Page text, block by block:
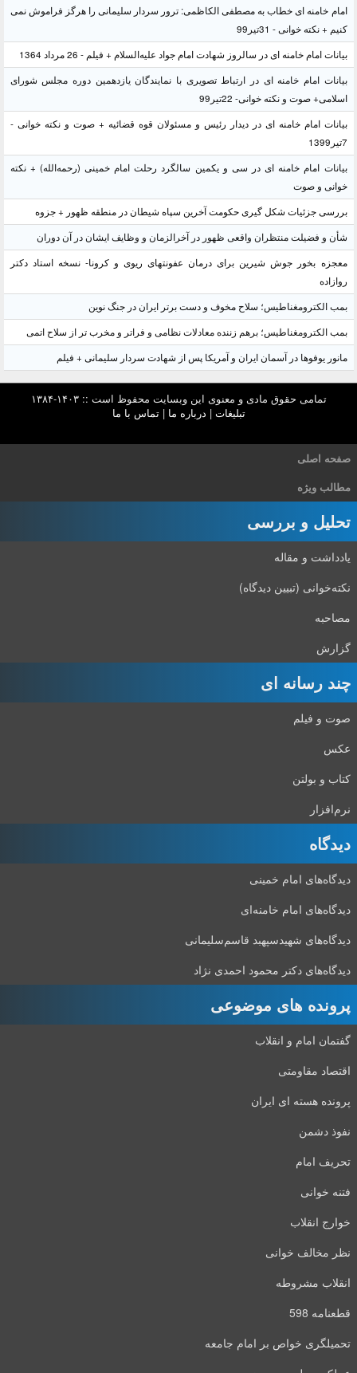
امام خامنه ای خطاب به مصطفی الکاظمی: ترور سردار سلیمانی را هرگز فراموش نمی
کنیم + نکته خوانی - 31تیر99
بیانات امام خامنه ای در سالروز شهادت امام جواد علیه‌السلام + فیلم - 26 مرداد 1364
بیانات امام خامنه ای در ارتباط تصویری با نمایندگان یازدهمین دوره مجلس شورای
اسلامی+ صوت و نکته خوانی- 22تیر99
بیانات امام خامنه ای در دیدار رئیس و مسئولان قوه قضائیه + صوت و نکته خوانی -
7تیر1399
بیانات امام خامنه ای در سی و یکمین سالگرد رحلت امام خمینی (رحمه‌الله) + نکته
خوانی و صوت
بررسی جزئیات شکل گیری حکومت آخرین سپاه شیطان در منطقه ظهور + جزوه
شأن و فضیلت منتظران واقعی ظهور در آخرالزمان و وظایف ایشان در آن دوران
معجزه بخور جوش شیرین برای درمان عفونتهای ریوی و کرونا- نسخه استاد دکتر
روازاده
بمب الکترومغناطیس؛ سلاح مخوف و دست برتر ایران در جنگ نوین
بمب الکترومغناطیس؛ برهم زننده معادلات نظامی و فراتر و مخرب تر از سلاح اتمی
مانور یوفوها در آسمان ایران و آمریکا پس از شهادت سردار سلیمانی + فیلم
تمامی حقوق مادی و معنوی این وبسایت محفوظ است :: ۱۴۰۳-۱۳۸۴
تبلیغات| درباره ما| تماس با ما
صفحه اصلی
مطالب ویژه
تحلیل و بررسی
یادداشت و مقاله
نکته‌خوانی (تبیین دیدگاه)
مصاحبه
گزارش
چند رسانه ای
صوت و فیلم
عکس
کتاب و بولتن
نرم‌افزار
دیدگاه‌
دیدگاه‌های امام خمینی
دیدگاه‌های امام خامنه‌ای
دیدگاه‌های شهید‌سپهبد قاسم‌سلیمانی
دیدگاه‌های دکتر محمود احمدی نژاد
پرونده های موضوعی
گفتمان امام و انقلاب
اقتصاد مقاومتی
پرونده هسته ای ایران
نفوذ دشمن
تحریف امام
فتنه خوانی
خوارج انقلاب
نظر مخالف خوانی
انقلاب مشروطه
قطعنامه 598
تحمیلگری خواص بر امام جامعه